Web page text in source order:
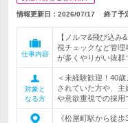
情報更新日：2026/07/17 終了予
仕事内容
【ノルマ&飛び込み
視チェックなど管
が多くやりがい抜群
対象と
なる方
＜未経験歓迎！40
されていた方や、
や意欲重視での採用
《松屋町駅から徒